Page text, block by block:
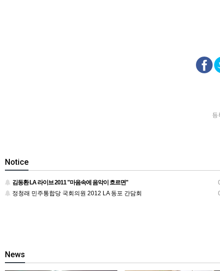
등
Notice
김동환 LA 라이브 2011 "마음속에 음악이 흐르면"
정청래 민주통합당 국회의원 2012 LA 동포 간담회
News